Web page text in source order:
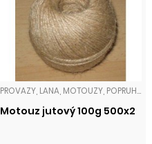
PROVAZY, LANA, MOTOUZY, POPRUHY
Motouz jutový 100g 500x2